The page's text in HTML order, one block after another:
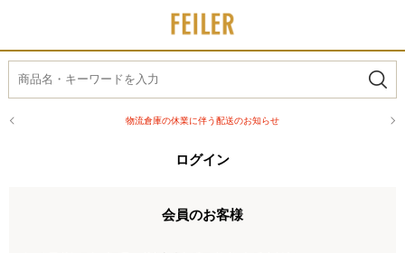
物流倉庫の休業に伴う配送のお知らせ
ログイン
会員のお客様